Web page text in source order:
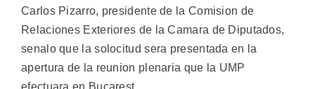
Carlos Pizarro, presidente de la Comision de
Relaciones Exteriores de la Camara de Diputados,
senalo que la solocitud sera presentada en la
apertura de la reunion plenaria que la UMP